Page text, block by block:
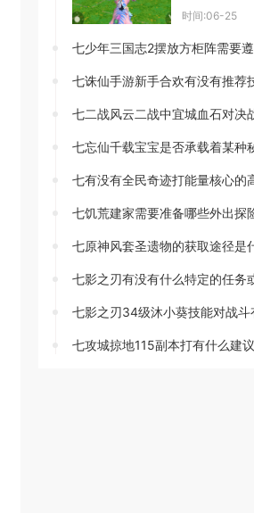
时间:06-25
七诛仙手游新手合欢有没有推荐
七二战风云二战中宜城血石对决
七忘仙千载宝宝是否承载着某种
七有没有全民奇迹打能量核心的
七饥荒建家需要准备哪些外出探
七原神风套圣遗物的获取途径是
七影之刃34级沐小葵技能对战斗